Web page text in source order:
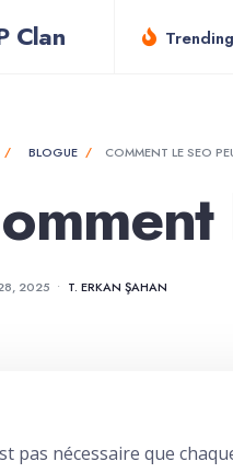
Clan Trending
BLOGUE COMMENT LE SEO
2025 • T. ERKAN ŞAHAN
pas nécessaire que